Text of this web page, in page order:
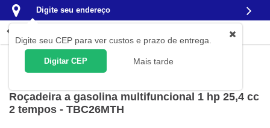
Digite seu endereço
Digite seu CEP para ver custos e prazo de entrega.
Digitar CEP Mais tarde
Jardim e Agrícola Lateral
Roçadeira a gasolina multifuncional 1 hp 25,4 cc
2 tempos - TBC26MTH